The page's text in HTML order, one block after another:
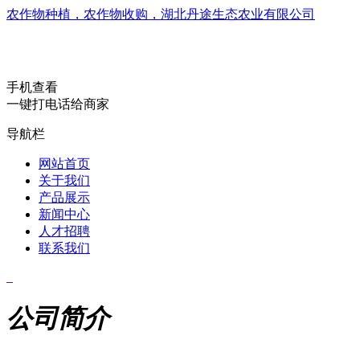
农作物种植，农作物收购，湖北丹途生态农业有限公司
手机查看
一键打电话给商家
导航栏
网站首页
关于我们
产品展示
新闻中心
人才招聘
联系我们
公司简介